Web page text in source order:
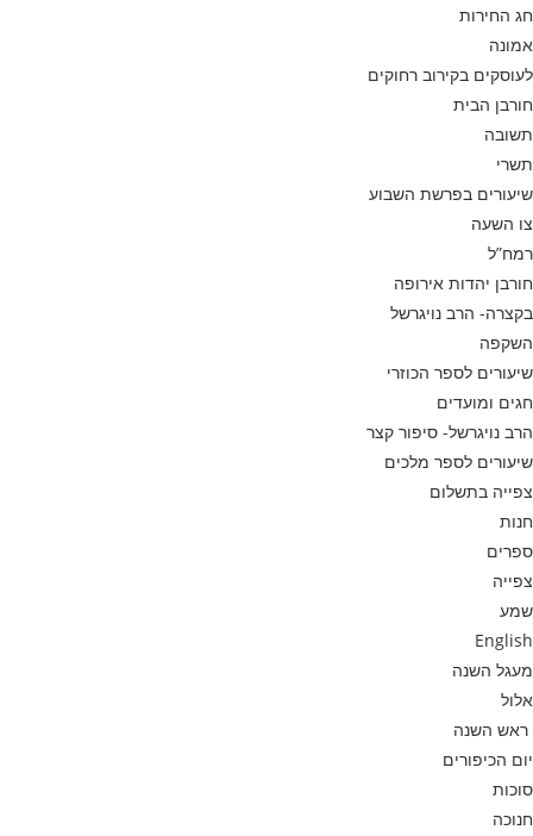
חג החירות
אמונה
לעוסקים בקירוב רחוקים
חורבן הבית
תשובה
תשרי
שיעורים בפרשת השבוע
צו השעה
רמח”ל
חורבן יהדות אירופה
בקצרה- הרב נויגרשל
השקפה
שיעורים לספר הכוזרי
חגים ומועדים
הרב נויגרשל- סיפור קצר
שיעורים לספר מלכים
צפייה בתשלום
חנות
ספרים
צפייה
שמע
English
מעגל השנה
אלול
ראש השנה
יום הכיפורים
סוכות
חנוכה